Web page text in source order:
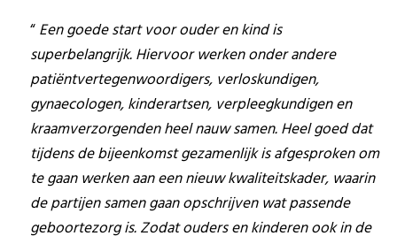
Een goede start voor ouder en kind is
superbelangrijk. Hiervoor werken onder andere
patiëntvertegenwoordigers, verloskundigen,
gynaecologen, kinderartsen, verpleegkundigen en
kraamverzorgenden heel nauw samen. Heel goed dat
tijdens de bijeenkomst gezamenlijk is afgesproken om
te gaan werken aan een nieuw kwaliteitskader, waarin
de partijen samen gaan opschrijven wat passende
geboortezorg is. Zodat ouders en kinderen ook in de